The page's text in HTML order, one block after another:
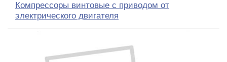
Компрессоры винтовые с приводом от
электрического двигателя